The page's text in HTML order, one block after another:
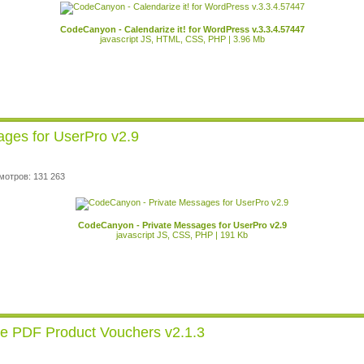
CodeCanyon - Calendarize it! for WordPress v.3.3.4.57447
javascript JS, HTML, CSS, PHP | 3.96 Mb
for UserPro v2.9
131 263
CodeCanyon - Private Messages for UserPro v2.9
javascript JS, CSS, PHP | 191 Kb
PDF Product Vouchers v2.1.3